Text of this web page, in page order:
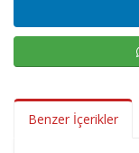
Benzer İçerikler